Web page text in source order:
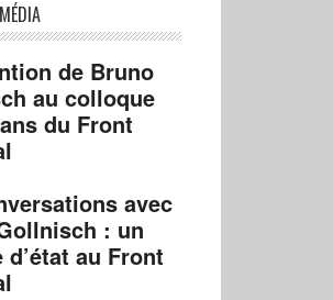
de Bruno
au colloque
du Front
avec
: un
d’état au Front